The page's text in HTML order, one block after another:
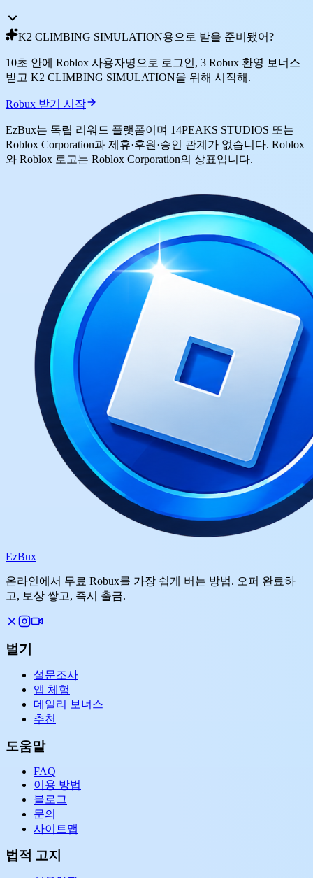
K2 CLIMBING SIMULATION용으로 받을 준비됐어?
10초 안에 Roblox 사용자명으로 로그인, 3 Robux 환영 보너스
받고 K2 CLIMBING SIMULATION을 위해 시작해.
Robux 받기 시작
EzBux는 독립 리워드 플랫폼이며 14PEAKS STUDIOS 또는
Roblox Corporation과 제휴·후원·승인 관계가 없습니다. Roblox
와 Roblox 로고는 Roblox Corporation의 상표입니다.
EzBux
온라인에서 무료 Robux를 가장 쉽게 버는 방법. 오퍼 완료하
고, 보상 쌓고, 즉시 출금.
벌기
설문조사
앱 체험
데일리 보너스
추천
도움말
FAQ
이용 방법
블로그
문의
사이트맵
법적 고지